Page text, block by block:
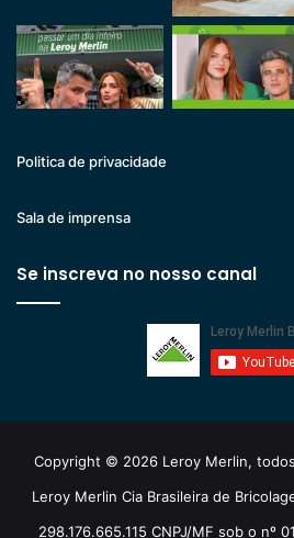
Politica de privacidade
Sala de imprensa
Se inscreva no nosso canal
Copyright © 2026 Leroy Merlin,
Leroy Merlin Cia Brasileira de
298.176.665.115 CNPJ/MF sob o nº